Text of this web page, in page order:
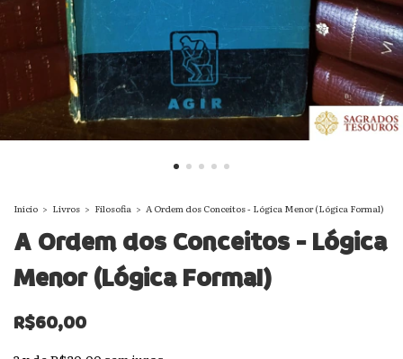
Início > Livros > Filosofia > A Ordem dos Conceitos - Lógica Menor (Lógica Formal)
A Ordem dos Conceitos - Lógica
Menor (Lógica Formal)
R$60,00